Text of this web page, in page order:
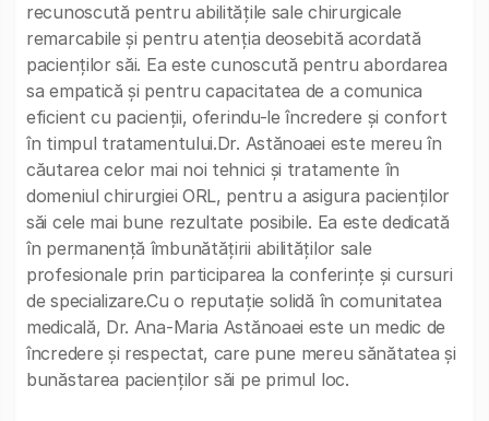
recunoscută pentru abilitățile sale chirurgicale
remarcabile și pentru atenția deosebită acordată
pacienților săi. Ea este cunoscută pentru abordarea
sa empatică și pentru capacitatea de a comunica
eficient cu pacienții, oferindu-le încredere și confort
în timpul tratamentului.Dr. Astănoaei este mereu în
căutarea celor mai noi tehnici și tratamente în
domeniul chirurgiei ORL, pentru a asigura pacienților
săi cele mai bune rezultate posibile. Ea este dedicată
în permanență îmbunătățirii abilităților sale
profesionale prin participarea la conferințe și cursuri
de specializare.Cu o reputație solidă în comunitatea
medicală, Dr. Ana-Maria Astănoaei este un medic de
încredere și respectat, care pune mereu sănătatea și
bunăstarea pacienților săi pe primul loc.